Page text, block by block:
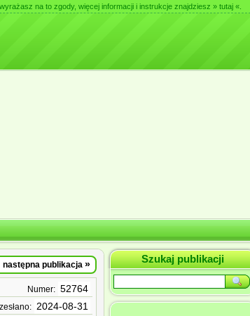
na to zgody, więcej informacji i instrukcje znajdziesz » tutaj «
następna publikacja »
Numer: 52764
2024-08-31
Szukaj publikacji